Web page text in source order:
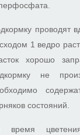
проводят
1 ведро
хорошо
не
состояний.
время